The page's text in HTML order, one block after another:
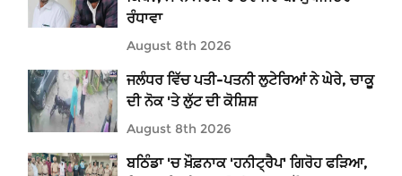
ਰੰਧਾਵਾ
August 8th 2026
ਜਲੰਧਰ ਵਿੱਚ ਪਤੀ-ਪਤਨੀ ਲੁਟੇਰਿਆਂ ਨੇ ਘੇਰੇ, ਚਾਕੂ
ਦੀ ਨੋਕ 'ਤੇ ਲੁੱਟ ਦੀ ਕੋਸ਼ਿਸ਼
August 8th 2026
ਬਠਿੰਡਾ 'ਚ ਖ਼ੌਫ਼ਨਾਕ 'ਹਨੀਟ੍ਰੈਪ' ਗਿਰੋਹ ਫੜਿਆ,